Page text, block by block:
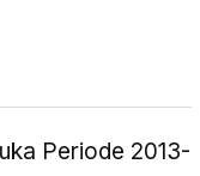
Periode 2013-